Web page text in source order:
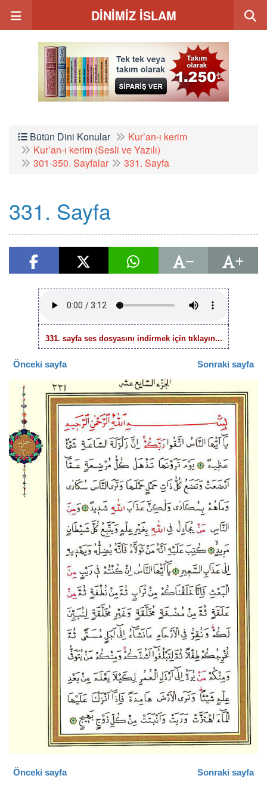
DİNİMİZ İSLAM
Bütün Dini Konular
Kur’an-ı kerim
Kur’an-ı kerim (Sesli ve Yazılı)
301-350. Sayfalar
331. Sayfa
331. Sayfa
331. sayfa ses dosyasını indirmek için tıklayın...
Önceki sayfa Sonraki sayfa
Önceki sayfa Sonraki sayfa